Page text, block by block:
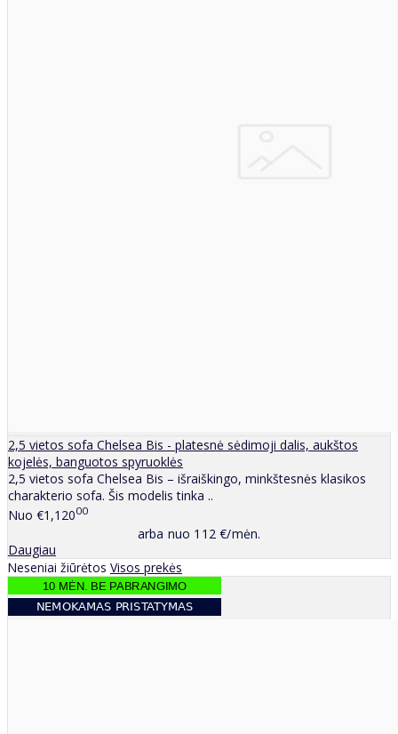
2,5 vietos sofa Chelsea Bis - platesnė sėdimoji dalis, aukštos
kojelės, banguotos spyruoklės
2,5 vietos sofa Chelsea Bis – išraiškingo, minkštesnės klasikos
charakterio sofa. Šis modelis tinka ..
Nuo €1,12000
arba nuo 112 €/mėn.
Daugiau
Neseniai žiūrėtos Visos prekės